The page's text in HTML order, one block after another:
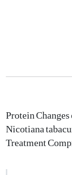
Protein
Nicotiana
Treatment